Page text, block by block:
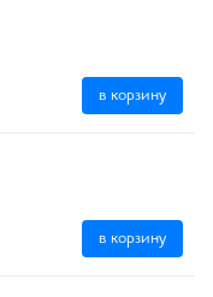
в корзину
в корзину